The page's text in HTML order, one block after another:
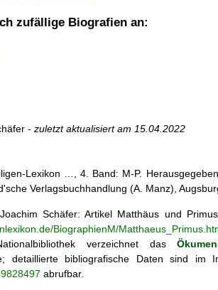
zufällige Biografien an:
- zuletzt aktualisiert am 15.04.2022
Lexikon …, 4. Band: M-P.
Verlagsbuchhandlung (A. Manz),
Joachim Schäfer: Artikel Matthäus und
BiographienM/
verzeichnet das
detaillierte bibliografische Daten sind im
abrufbar.